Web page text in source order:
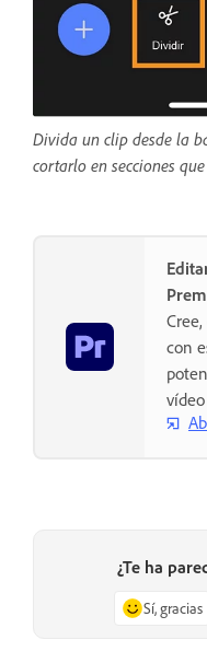
Divida un clip desde la
cortarlo en secciones
con
¿Te ha
Sí, gracias